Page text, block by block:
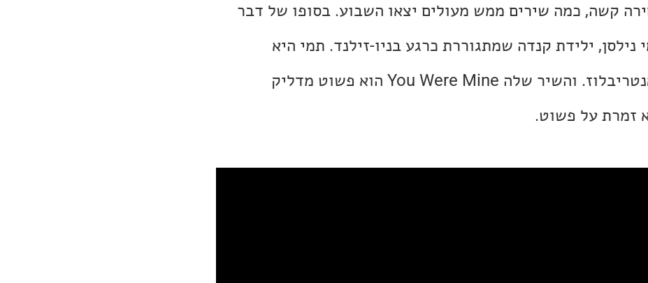
קשה, כמה שירים ממש מעולים יצאו השבוע. בסופו של דבר
ילידת קנדה שמתגוררת כרגע בניו-זילנד. תמי היא
זמרת-כותבת סולקאנטריבלוז. והשיר שלה You Were Mine הוא פשוט מדליק
זמרת על פשוט.